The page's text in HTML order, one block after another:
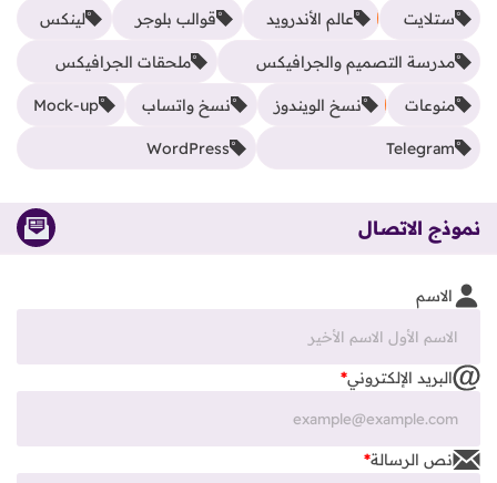
ستلايت عالم الأندرويد قوالب بلوجر لينكس
مدرسة التصميم والجرافيكس ملحقات الجرافيكس
منوعات نسخ الويندوز نسخ واتساب Mock-up
Telegram
WordPress
نموذج الاتصال
الاسم
البريد الإلكتروني*
نص الرسالة*